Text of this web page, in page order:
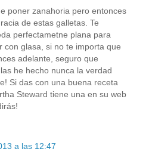
poner zanahoria pero entonces
de estas galletas. Te
perfectametne plana para
con glasa, si no te importa que
adelante, seguro que
he hecho nunca la verdad
Si das con una buena receta
Steward tiene una en su web
a las 12:47